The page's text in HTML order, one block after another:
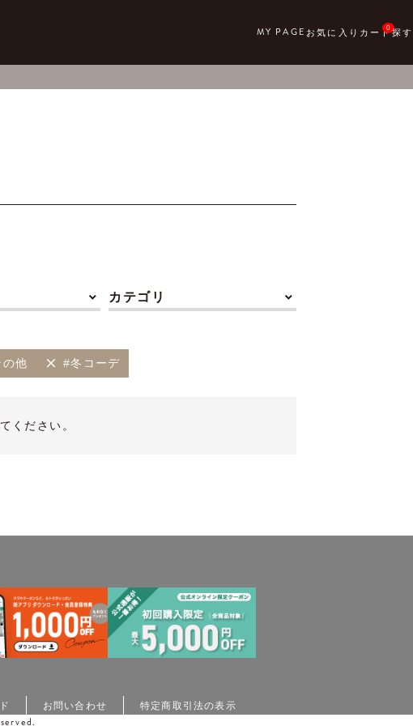
0
カテゴリ
の他 #冬コーデ
ください。
お問い合わせ 特定商取引法の表示